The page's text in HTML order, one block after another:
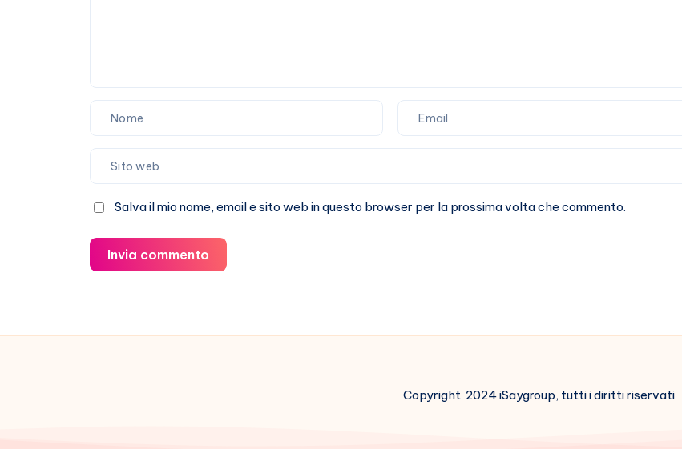
Salva il mio nome, email e sito web in questo browser per la prossima volta che commento.
Invia commento
Copyright 2024 iSaygroup, tutti i diritti riservati